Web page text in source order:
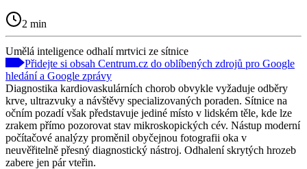
2 min
Umělá inteligence odhalí mrtvici ze sítnice
Přidejte si obsah Centrum.cz do oblíbených zdrojů pro Google
hledání a Google zprávy
Diagnostika kardiovaskulárních chorob obvykle vyžaduje odběry
krve, ultrazvuky a návštěvy specializovaných poraden. Sítnice na
očním pozadí však představuje jediné místo v lidském těle, kde lze
zrakem přímo pozorovat stav mikroskopických cév. Nástup moderní
počítačové analýzy proměnil obyčejnou fotografii oka v
neuvěřitelně přesný diagnostický nástroj. Odhalení skrytých hrozeb
zabere jen pár vteřin.